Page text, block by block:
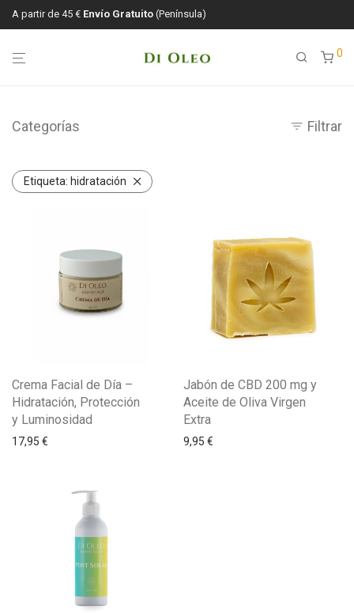
A partir de 45 € Envío Gratuito (Península)
0
Categorías Filtrar
Etiqueta: hidratación
Crema Facial de Día –
Hidratación, Protección
y Luminosidad
17,95 €
Jabón de CBD 200 mg y
Aceite de Oliva Virgen
Extra
9,95 €